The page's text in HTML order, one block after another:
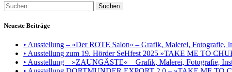
Suchen
nach:
Neueste Beiträge
• Ausstellung – »Der ROTE Salon« – Grafik, Malerei, Fotografie,
• Ausstellung zum 19. Hörder SeHfest 2025 »TAKE ME TO
• Ausstellung – »ZAUNGÄSTE« – Grafik, Malerei, Fotografie,